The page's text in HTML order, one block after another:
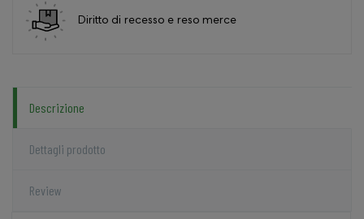
Diritto di recesso e reso merce
Descrizione
Dettagli prodotto
Review